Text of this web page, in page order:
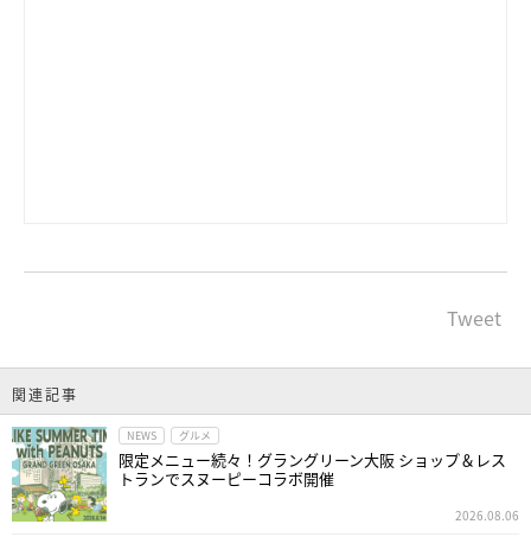
Tweet
関連記事
NEWS グルメ
限定メニュー続々！グラングリーン大阪 ショップ＆レス
トランでスヌーピーコラボ開催
2026.08.06